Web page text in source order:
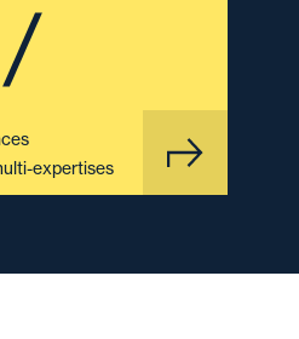
expertises